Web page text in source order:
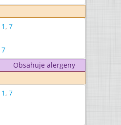
1, 7
7
Obsahuje alergeny
1, 7